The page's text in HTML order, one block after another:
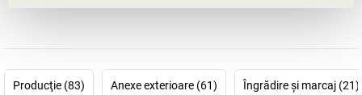
de pe piață din acest segment. Gama de produse include
adăposturi, bănci, coșuri de gunoi, suporturi pentru bicicleteși
multe altele.
Producţie (83) Anexe exterioare (61) Îngrădire şi marcaj (21)